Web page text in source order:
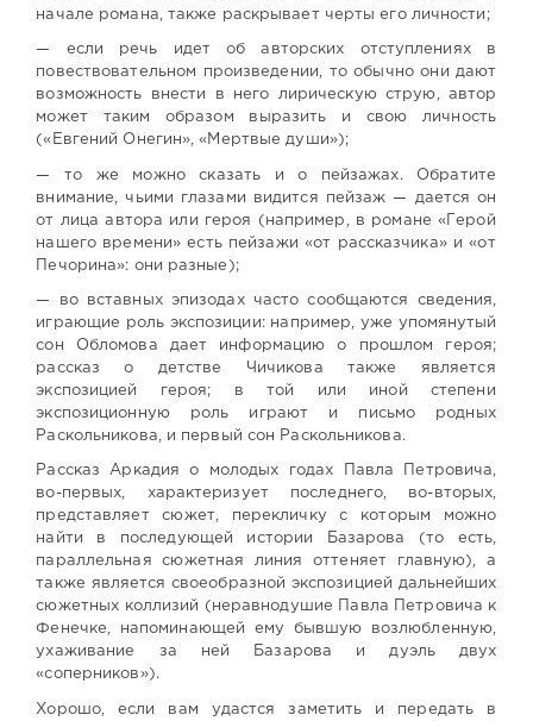
начале романа, также раскрывает черты его личности;
— если речь идет об авторских отступлениях в
повествовательном произведении, то обычно они дают
возможность внести в него лирическую струю, автор
может таким образом выразить и свою личность
(«Евгений Онегин», «Мертвые души»);
— то же можно сказать и о пейзажах. Обратите
внимание, чьими глазами видится пейзаж — дается он
от лица автора или героя (например, в романе «Герой
нашего времени» есть пейзажи «от рассказчика» и «от
Печорина»: они разные);
— во вставных эпизодах часто сообщаются сведения,
играющие роль экспозиции: например, уже упомянутый
сон Обломова дает информацию о прошлом героя;
рассказ о детстве Чичикова также является
экспозицией героя; в той или иной степени
экспозиционную роль играют и письмо родных
Раскольникова, и первый сон Раскольникова.
Рассказ Аркадия о молодых годах Павла Петровича,
во-первых, характеризует последнего, во-вторых,
представляет сюжет, перекличку с которым можно
найти в последующей истории Базарова (то есть,
параллельная сюжетная линия оттеняет главную), а
также является своеобразной экспозицией дальнейших
сюжетных коллизий (неравнодушие Павла Петровича к
Фенечке, напоминающей ему бывшую возлюбленную,
ухаживание за ней Базарова и дуэль двух
«соперников»).
Хорошо, если вам удастся заметить и передать в